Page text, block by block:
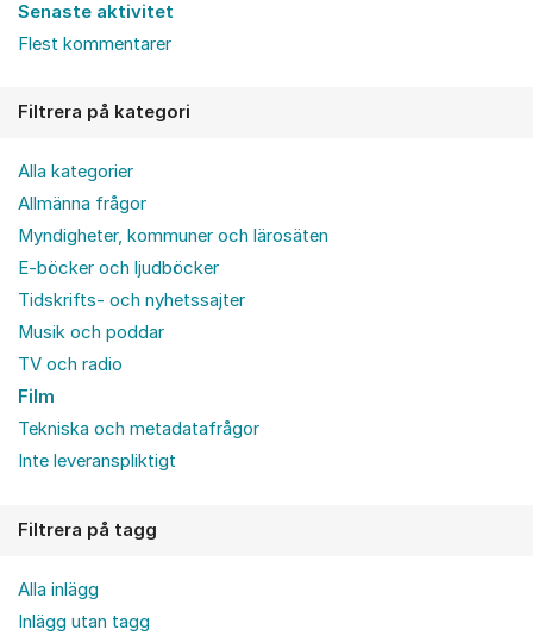
Senaste aktivitet
Flest kommentarer
Filtrera på kategori
Alla kategorier
Allmänna frågor
Myndigheter, kommuner och lärosäten
E-böcker och ljudböcker
Tidskrifts- och nyhetssajter
Musik och poddar
TV och radio
Film
Tekniska och metadatafrågor
Inte leveranspliktigt
Filtrera på tagg
Alla inlägg
Inlägg utan tagg